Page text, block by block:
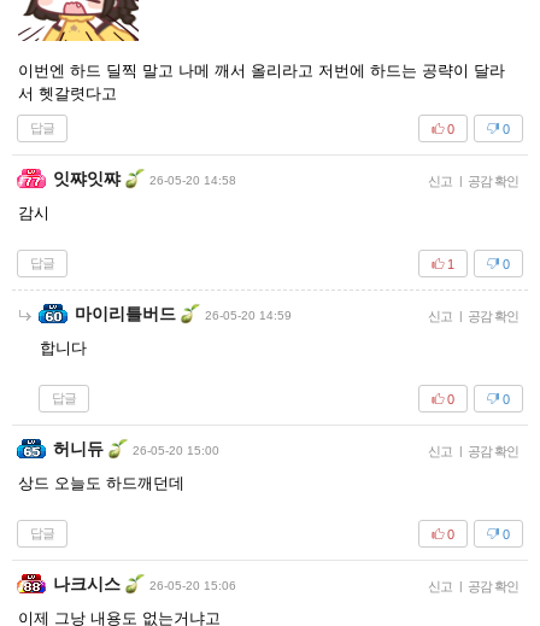
이번엔 하드 딜찍 말고 나메 깨서 올리라고 저번에 하드는 공략이 달라
서 헷갈렷다고
답글 0
0
잇쨔잇쨔 26-05-20 14:58 신고 | 공감 확인
감시
답글 0
1
마이리틀버드 26-05-20 14:59 신고 | 공감 확인
합니다
답글 0
0
허니듀 26-05-20 15:00 신고 | 공감 확인
상드 오늘도 하드깨던데
답글 0
0
나크시스 26-05-20 15:06 신고 | 공감 확인
이제 그낭 내용도 없는거냐고